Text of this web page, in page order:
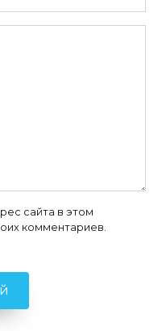
сайта в этом
комментариев.